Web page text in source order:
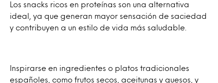
Los snacks ricos en proteínas son una alternativa
ideal, ya que generan mayor sensación de saciedad
y contribuyen a un estilo de vida más saludable.
Inspirarse en ingredientes o platos tradicionales
españoles, como frutos secos, aceitunas y quesos, y